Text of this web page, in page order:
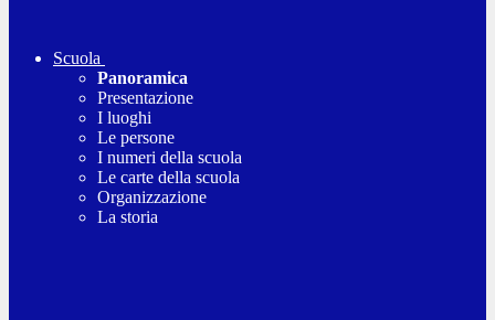
Scuola
Panoramica
Presentazione
I luoghi
Le persone
I numeri della scuola
Le carte della scuola
Organizzazione
La storia